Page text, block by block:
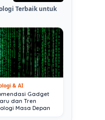
Terbaik untuk
& AI
Gadget
dan Tren
Masa Depan